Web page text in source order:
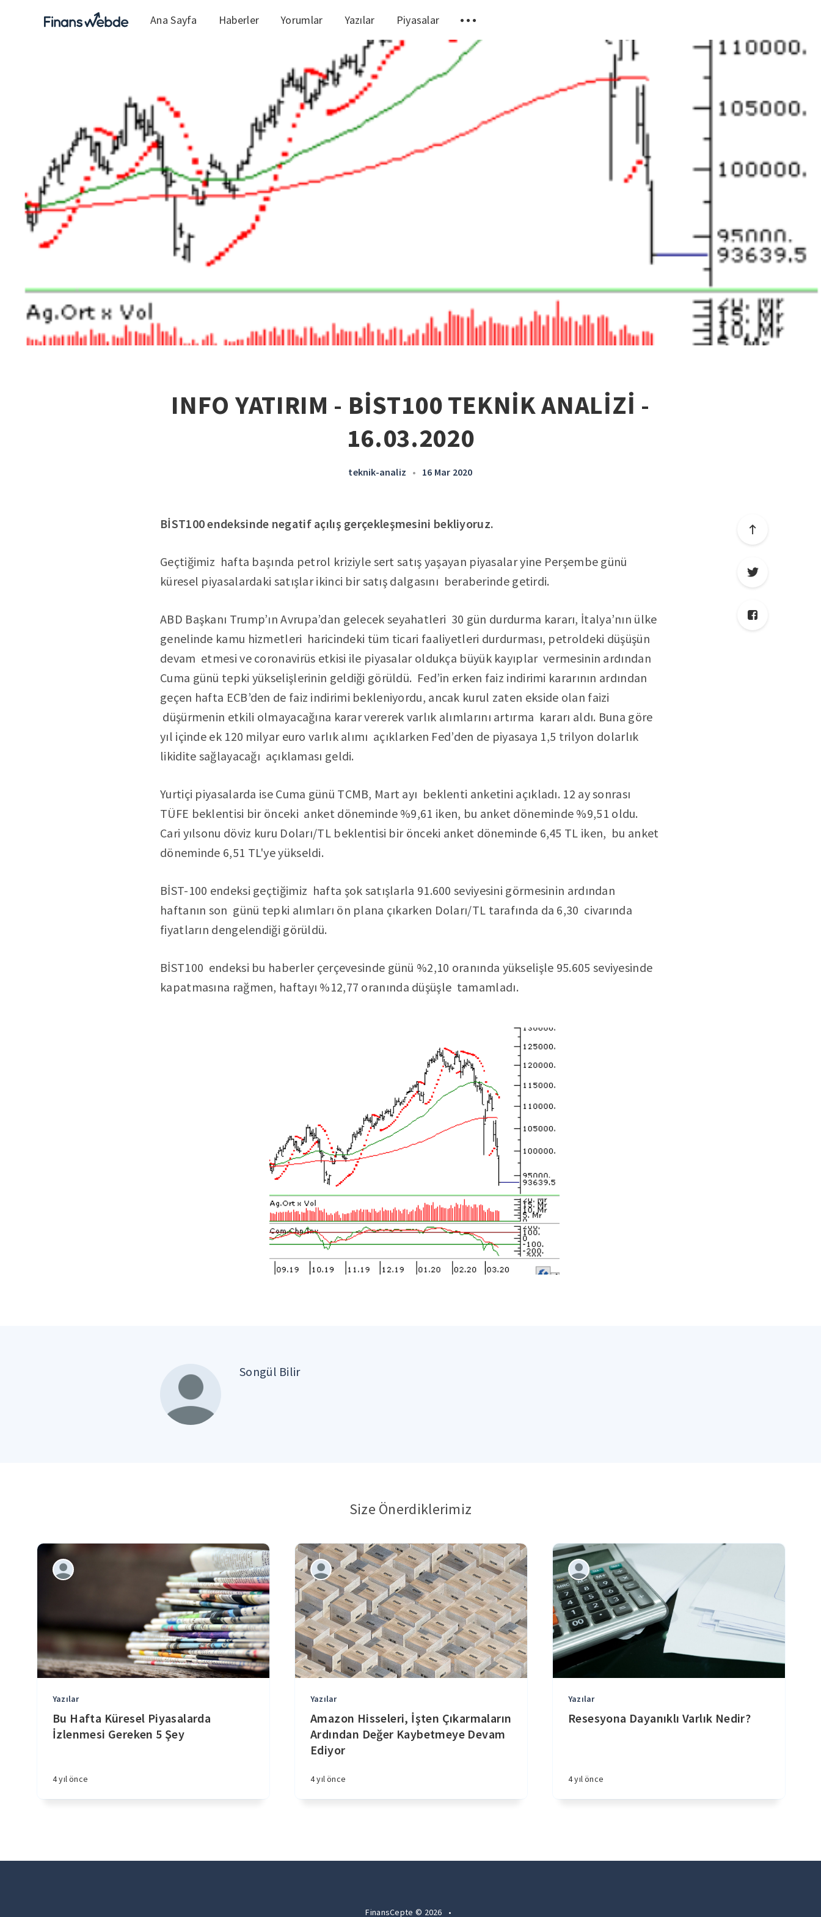
Ana Sayfa Haberler Yorumlar Yazılar Piyasalar
INFO YATIRIM - BİST100 TEKNİK ANALİZİ -
16.03.2020
teknik-analiz • 16 Mar 2020
BİST100 endeksinde negatif açılış gerçekleşmesini bekliyoruz.
Geçtiğimiz hafta başında petrol kriziyle sert satış yaşayan piyasalar yine Perşembe günü
küresel piyasalardaki satışlar ikinci bir satış dalgasını beraberinde getirdi.
ABD Başkanı Trump’ın Avrupa’dan gelecek seyahatleri 30 gün durdurma kararı, İtalya’nın ülke
genelinde kamu hizmetleri haricindeki tüm ticari faaliyetleri durdurması, petroldeki düşüşün
devam etmesi ve coronavirüs etkisi ile piyasalar oldukça büyük kayıplar vermesinin ardından
Cuma günü tepki yükselişlerinin geldiği görüldü. Fed’in erken faiz indirimi kararının ardından
geçen hafta ECB’den de faiz indirimi bekleniyordu, ancak kurul zaten ekside olan faizi
düşürmenin etkili olmayacağına karar vererek varlık alımlarını artırma kararı aldı. Buna göre
yıl içinde ek 120 milyar euro varlık alımı açıklarken Fed’den de piyasaya 1,5 trilyon dolarlık
likidite sağlayacağı açıklaması geldi.
Yurtiçi piyasalarda ise Cuma günü TCMB, Mart ayı beklenti anketini açıkladı. 12 ay sonrası
TÜFE beklentisi bir önceki anket döneminde %9,61 iken, bu anket döneminde %9,51 oldu.
Cari yılsonu döviz kuru Doları/TL beklentisi bir önceki anket döneminde 6,45 TL iken, bu anket
döneminde 6,51 TL'ye yükseldi.
BİST-100 endeksi geçtiğimiz hafta şok satışlarla 91.600 seviyesini görmesinin ardından
haftanın son günü tepki alımları ön plana çıkarken Doları/TL tarafında da 6,30 civarında
fiyatların dengelendiği görüldü.
BİST100 endeksi bu haberler çerçevesinde günü %2,10 oranında yükselişle 95.605 seviyesinde
kapatmasına rağmen, haftayı %12,77 oranında düşüşle tamamladı.
Songül Bilir
Size Önerdiklerimiz
Yazılar
Bu Hafta Küresel Piyasalarda
İzlenmesi Gereken 5 Şey
4 yıl önce
Yazılar
Amazon Hisseleri, İşten Çıkarmaların
Ardından Değer Kaybetmeye Devam
Ediyor
4 yıl önce
Yazılar
Resesyona Dayanıklı Varlık Nedir?
4 yıl önce
FinansCepte © 2026 •